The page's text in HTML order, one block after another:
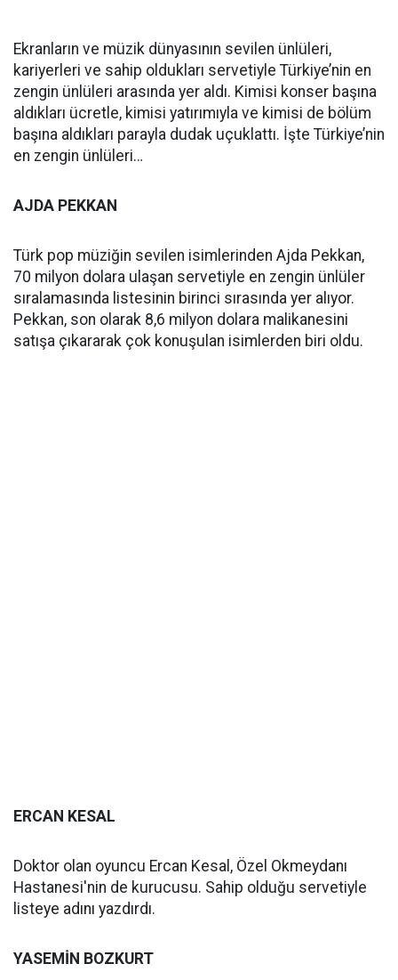
Ekranların ve müzik dünyasının sevilen ünlüleri,
kariyerleri ve sahip oldukları servetiyle Türkiye’nin en
zengin ünlüleri arasında yer aldı. Kimisi konser başına
aldıkları ücretle, kimisi yatırımıyla ve kimisi de bölüm
başına aldıkları parayla dudak uçuklattı. İşte Türkiye’nin
en zengin ünlüleri…
AJDA PEKKAN
Türk pop müziğin sevilen isimlerinden Ajda Pekkan,
70 milyon dolara ulaşan servetiyle en zengin ünlüler
sıralamasında listesinin birinci sırasında yer alıyor.
Pekkan, son olarak 8,6 milyon dolara malikanesini
satışa çıkararak çok konuşulan isimlerden biri oldu.
ERCAN KESAL
Doktor olan oyuncu Ercan Kesal, Özel Okmeydanı
Hastanesi'nin de kurucusu. Sahip olduğu servetiyle
listeye adını yazdırdı.
YASEMİN BOZKURT